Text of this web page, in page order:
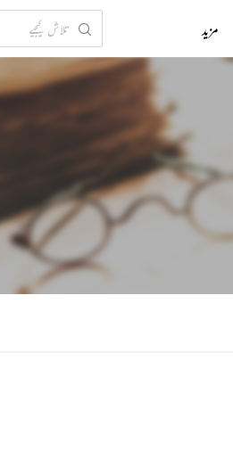
مزید